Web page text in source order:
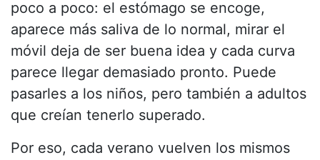
poco a poco: el estómago se encoge,
aparece más saliva de lo normal, mirar el
móvil deja de ser buena idea y cada curva
parece llegar demasiado pronto. Puede
pasarles a los niños, pero también a adultos
que creían tenerlo superado.
Por eso, cada verano vuelven los mismos